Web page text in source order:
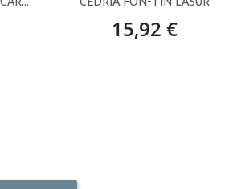
15,92 €